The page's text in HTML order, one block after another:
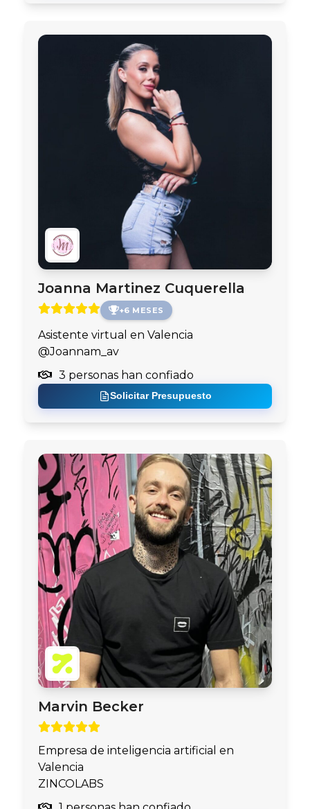
Joanna Martinez Cuquerella
+6 MESES
Asistente virtual en Valencia
@Joannam_av
3 personas han confiado
Solicitar Presupuesto
Marvin Becker
Empresa de inteligencia artificial en
Valencia
ZINCOLABS